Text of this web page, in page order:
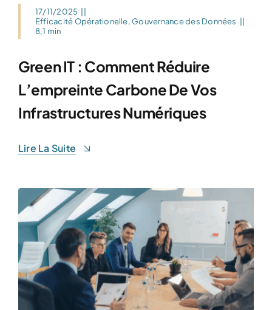
17/11/2025 ||
Efficacité Opérationelle,Gouvernance des Données ||
8,1 min
Green IT : Comment Réduire
L’empreinte Carbone De Vos
Infrastructures Numériques
Lire La Suite